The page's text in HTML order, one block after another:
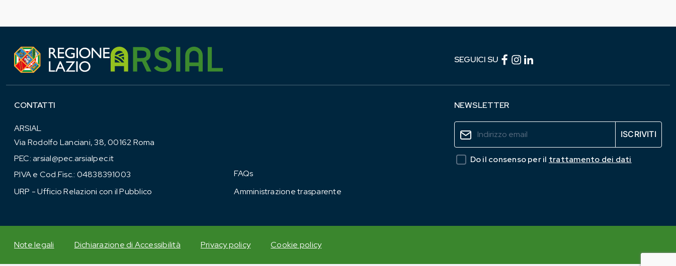
SEGUICI SU Facebook (link esterno)
Instagram (link esterno)
CONTATTI
ARSIAL
Via Rodolfo Lanciani, 38, 00162 Roma
PEC:arsial@pec.arsialpec.it
P.IVA e Cod.Fisc.: 04838391003
URP - Ufficio Relazioni con il Pubblico
FAQs
Amministrazione trasparente
NEWSLETTER
Do il consenso per il trattamento dei dati
Note legali Dichiarazione di Accessibilità Privacy policy Cookie policy